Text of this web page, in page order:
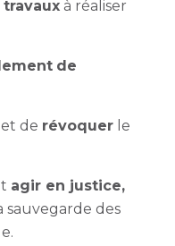
travauxà réaliser
de
de révoquerle
agir en justice,
des